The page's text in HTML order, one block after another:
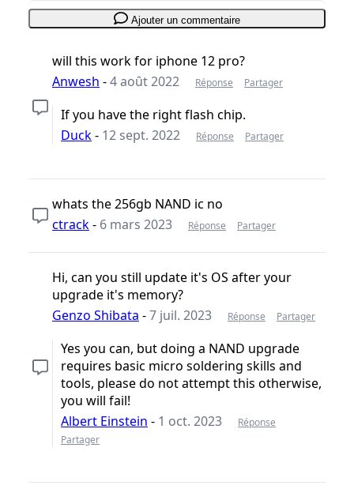
Ajouter un commentaire
will this work for iphone 12 pro?
Anwesh -4 août 2022 Réponse Partager
If you have the right flash chip.
Duck- 12 sept. 2022 Réponse Partager
whats the 256gb NAND ic no
ctrack- 6 mars 2023 Réponse Partager
Hi, can you still update it's OS after your
upgrade it's memory?
Genzo Shibata -7 juil. 2023 Réponse Partager
Yes you can, but doing a NAND upgrade
requires basic micro soldering skills and
tools, please do not attempt this otherwise,
you will fail!
Albert Einstein - 1 oct. 2023
Réponse
Partager